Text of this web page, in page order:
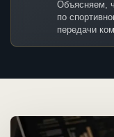
Объясняем,
по
передачи